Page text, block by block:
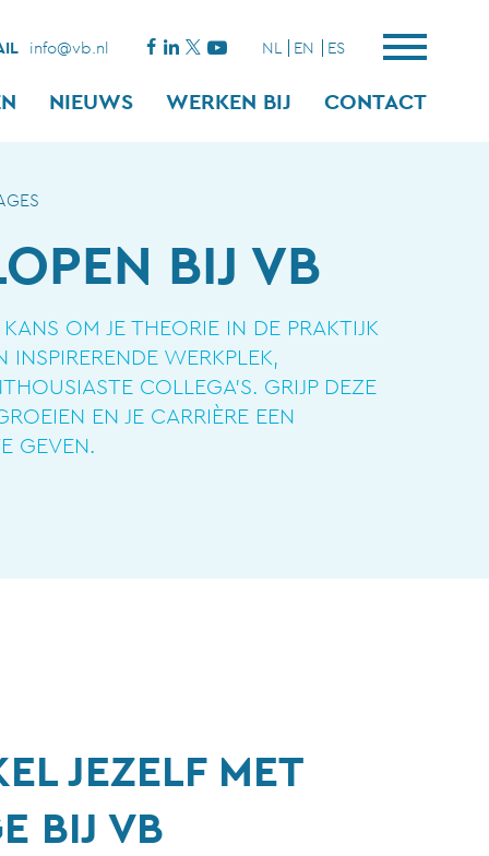
info@vb.nl NL EN ES
NIEUWS WERKEN BIJ CONTACT
BIJ VB
OM JE THEORIE IN DE PRAKTIJK
INSPIRERENDE WERKPLEK,
COLLEGA’S. GRIJP DEZE
EN JE CARRIÈRE EEN
GEVEN.
JEZELF MET
BIJ VB